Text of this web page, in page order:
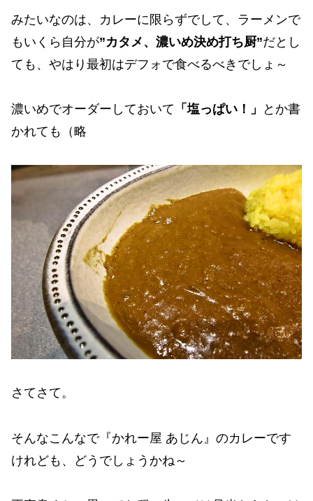
みたいなのは、カレーに限らずでして、ラーメンで
もいくら自分が”カタメ、濃いめ決め打ち厨”だとし
ても、やはり最初はデフォで食べるべきでしょ～
濃いめでオーダーしておいて 「塩っぱい！」
とか書
かれても（略
さてさて。
そんなこんなで『かれー屋 あじん』のカレーです
けれども、どうでしょうかね～